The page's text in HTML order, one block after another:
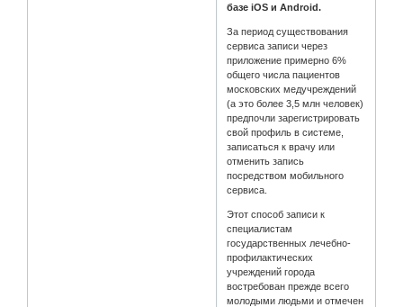
базе iOS и Android.
За период существования
сервиса записи через
приложение примерно 6%
общего числа пациентов
московских медучреждений
(а это более 3,5 млн человек)
предпочли зарегистрировать
свой профиль в системе,
записаться к врачу или
отменить запись
посредством мобильного
сервиса.
Этот способ записи к
специалистам
государственных лечебно-
профилактических
учреждений города
востребован прежде всего
молодыми людьми и отмечен